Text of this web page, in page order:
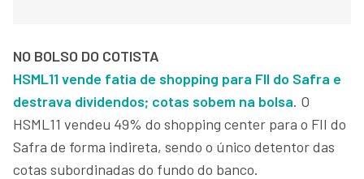
NO BOLSO DO COTISTA
HSML11 vende fatia de shopping para FII do Safra e
destrava dividendos; cotas sobem na bolsa. O
HSML11 vendeu 49% do shopping center para o FII do
Safra de forma indireta, sendo o único detentor das
cotas subordinadas do fundo do banco.